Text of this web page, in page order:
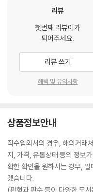
리뷰
첫번째 리뷰어가
되어주세요.
리뷰 쓰기
혜택 및 유의사항
상품정보안내
직수입외서의 경우, 해외거래
지, 가격, 유통상태 등의 정보
확한 확인을 원하시는 경우,
겠습니다.
(판형과 판수 등이 다양한 도